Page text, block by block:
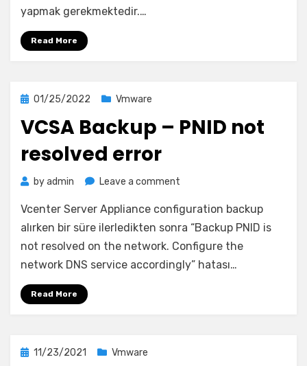
yapmak gerekmektedir.…
Read More
Posted
01/25/2022 Vmware
VCSA Backup – PNID not
resolved error
byadmin Leave a comment
Backup
–
PNID
resolved
Vcenter Server Appliance configuration backup
alırken bir süre ilerledikten sonra “Backup PNID is
not resolved on the network. Configure the
network DNS service accordingly” hatası…
Read More
Posted
11/23/2021 Vmware